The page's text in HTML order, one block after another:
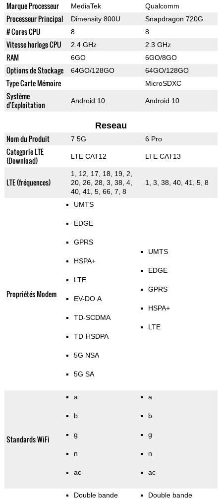
Marque Processeur MediaTek Qualcomm
Processeur Principal Dimensity 800U Snapdragon 720G
# Cores CPU 8 8
Vitesse horloge CPU 2.4 GHz 2.3 GHz
RAM 6GO 6GO/8GO
Options de Stockage 64GO/128GO 64GO/128GO
Type Carte Mémoire MicroSDXC
Système
d'Exploitation
Android 10 Android 10
Reseau
Nom du Produit 7 5G 6 Pro
Categorie LTE
(Download)
LTE CAT12 LTE CAT13
LTE (fréquences)
1, 12, 17, 18, 19, 2,
20, 26, 28, 3, 38, 4,
40, 41, 5, 66, 7, 8
1, 3, 38, 40, 41, 5, 8
Propriétés Modem
UMTS
EDGE
GPRS
HSPA+
LTE
EV-DO A
TD-SCDMA
TD-HSDPA
5G NSA
5G SA
UMTS
EDGE
GPRS
HSPA+
LTE
Standards WiFi
a
b
g
n
ac
a
b
g
n
ac
Double bande Double bande